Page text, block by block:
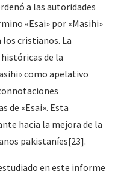
a las autoridades
«Esai» por «Masihi»
cristianos. La
de la
como apelativo
de «Esai». Esta
hacia la mejora de la
pakistaníes[23].
en este informe